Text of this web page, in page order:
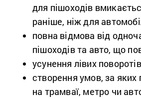
для пішоходів
раніше, ніж для
повна відмова від
пішоходів та авто, що
усунення лівих
створення умов, за
на трамваї, метро чи